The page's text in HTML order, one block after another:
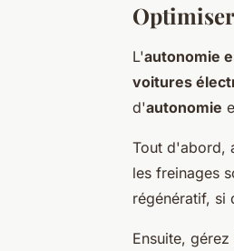
L'autonomie
voitures
d'autonomie
Tout d'abord,
les freinages
régénératif, si
Ensuite,